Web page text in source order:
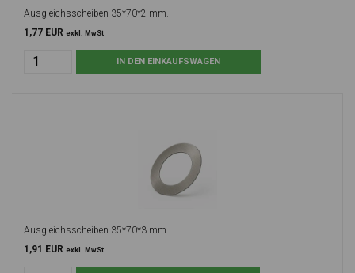
Ausgleichsscheiben 35*70*2 mm.
1,77 EUR exkl. MwSt
Ausgleichsscheiben 35*70*3 mm.
1,91 EUR exkl. MwSt